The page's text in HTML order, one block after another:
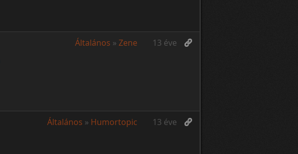
Általános » Zene
13 éve
Általános » Humortopic
13 éve